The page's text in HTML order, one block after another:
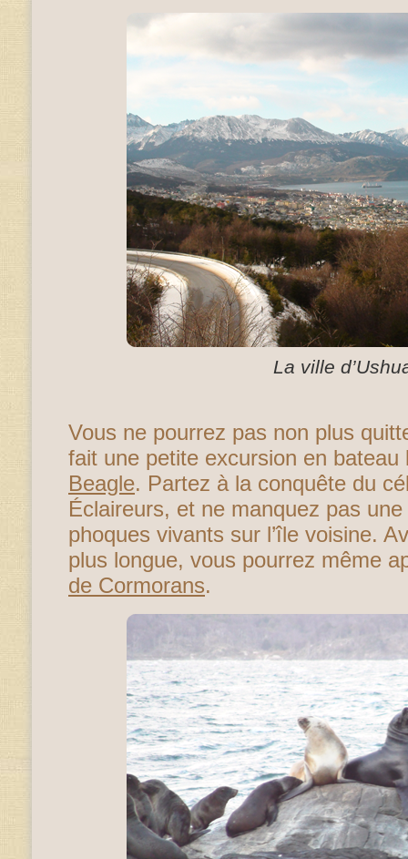
La ville
Vous ne pourrez pas non plus
fait une petite excursion en
Beagle. Partez à la conquête du
Éclaireurs, et ne manquez pas
phoques vivants sur l’île voisine.
plus longue, vous pourrez même
de Cormorans.